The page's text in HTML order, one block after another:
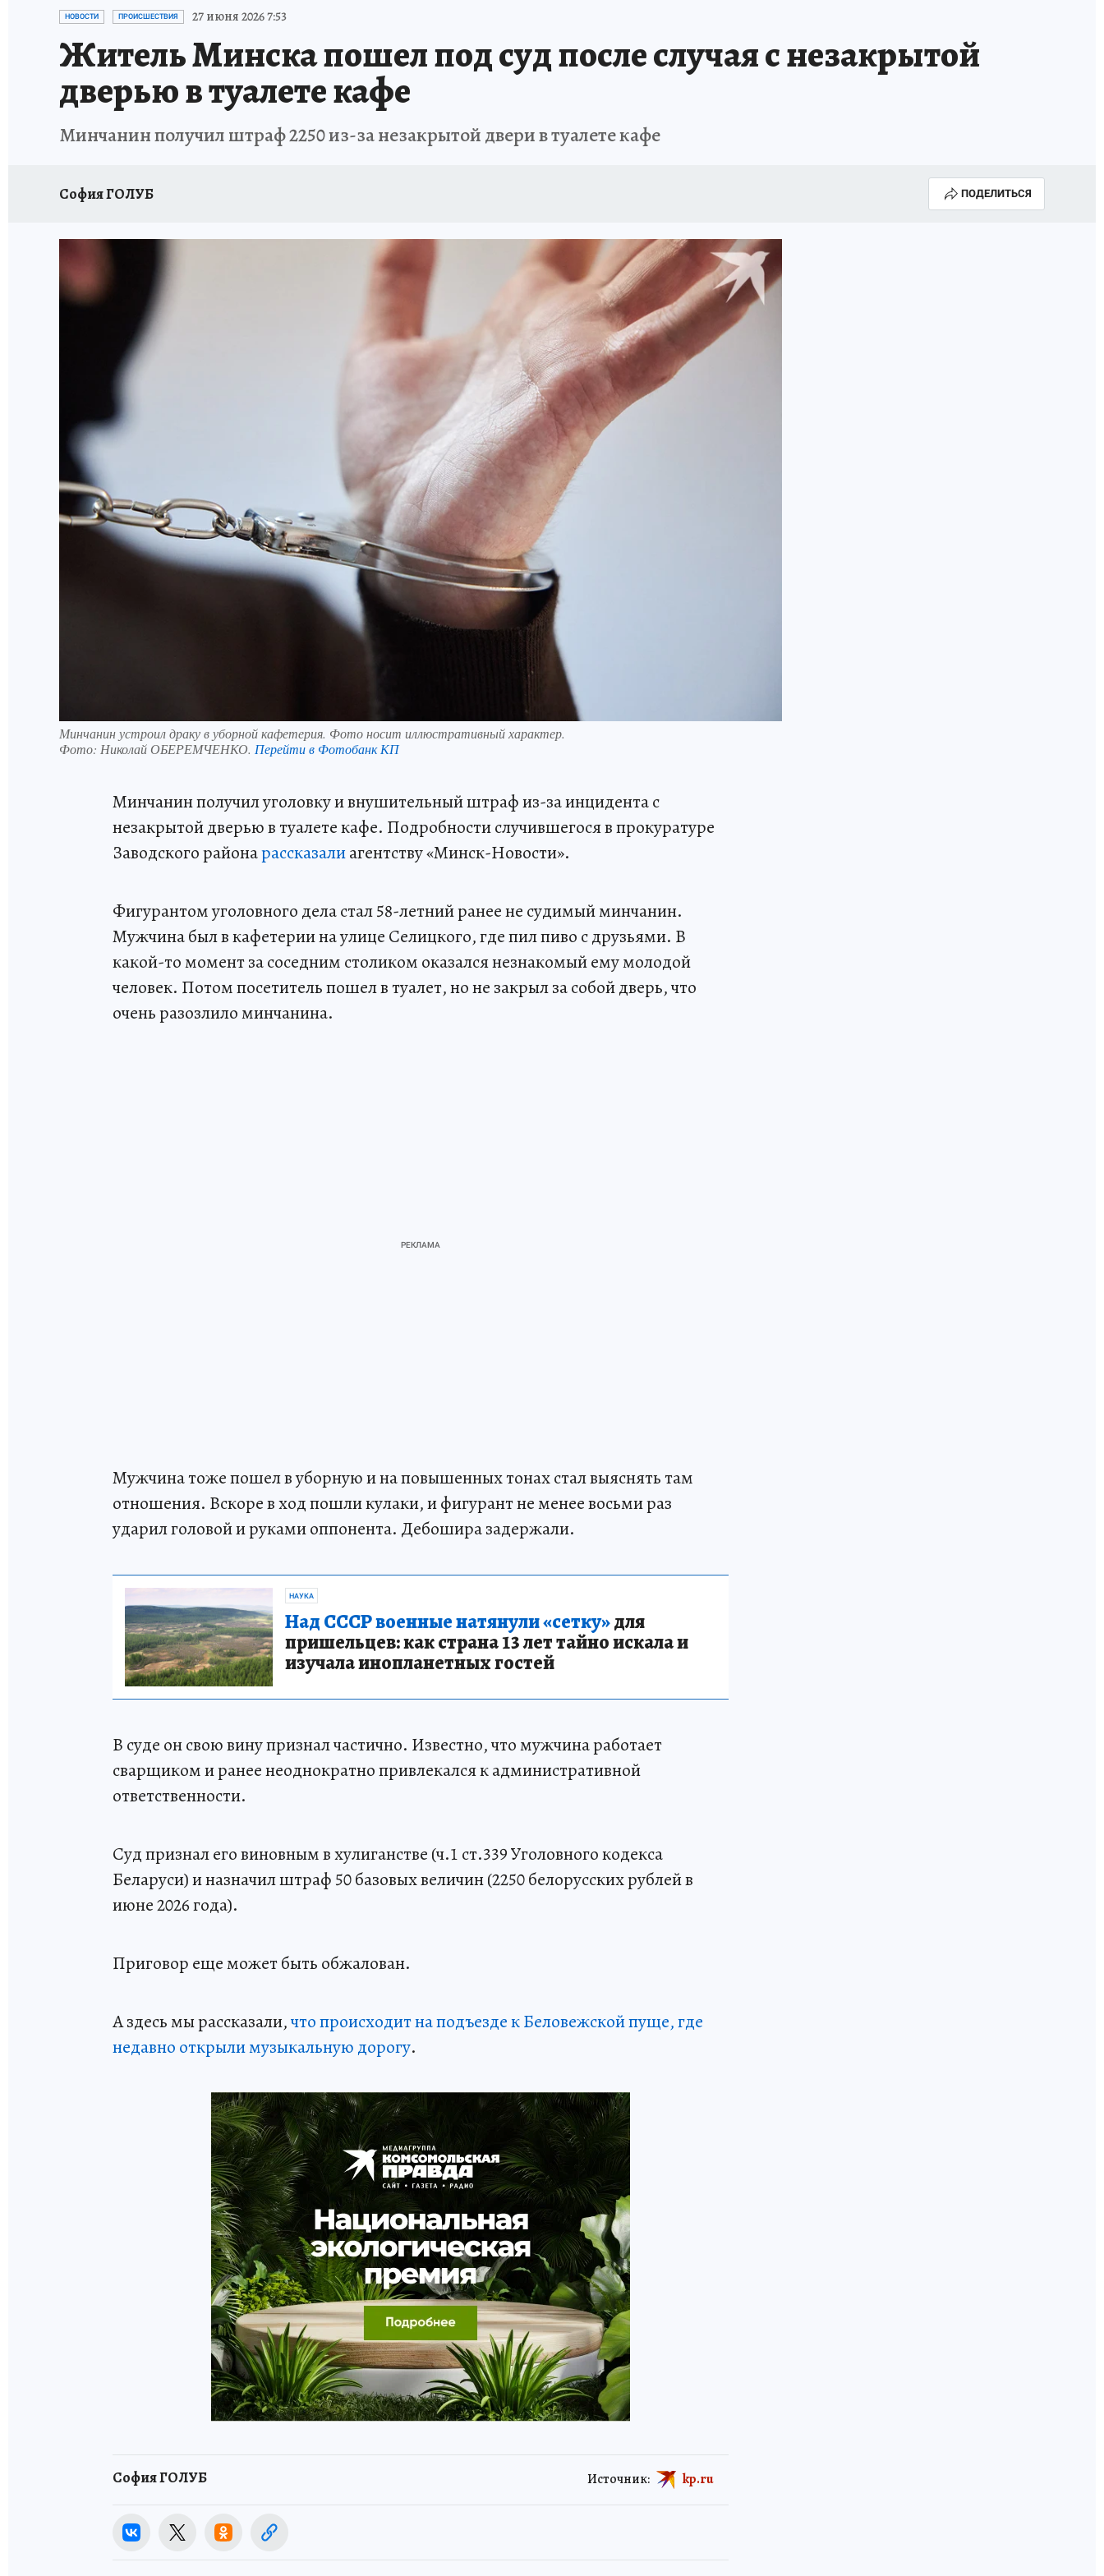
НОВОСТИ ПРОИСШЕСТВИЯ 27 июня 2026 7:53
Житель Минска пошел под суд после случая с незакрытой
дверью в туалете кафе
Минчанин получил штраф 2250 из-за незакрытой двери в туалете кафе
София ГОЛУБ ПОДЕЛИТЬСЯ
Минчанин устроил драку в уборной кафетерия. Фото носит иллюстративный характер.
Фото: Николай ОБЕРЕМЧЕНКО. Перейти в Фотобанк КП
Минчанин получил уголовку и внушительный штраф из-за инцидента с
незакрытой дверью в туалете кафе. Подробности случившегося в прокуратуре
Заводского районарассказалиагентству «Минск-Новости».
Фигурантом уголовного дела стал 58-летний ранее не судимый минчанин.
Мужчина был в кафетерии на улице Селицкого, где пил пиво с друзьями. В
какой-то момент за соседним столиком оказался незнакомый ему молодой
человек. Потом посетитель пошел в туалет, но не закрыл за собой дверь, что
очень разозлило минчанина.
Мужчина тоже пошел в уборную и на повышенных тонах стал выяснять там
отношения. Вскоре в ход пошли кулаки, и фигурант не менее восьми раз
ударил головой и руками оппонента. Дебошира задержали.
НАУКА
Над СССР военные натянули «сетку»для
пришельцев: как страна 13 лет тайно искала и
изучала инопланетных гостей
В суде он свою вину признал частично. Известно, что мужчина работает
сварщиком и ранее неоднократно привлекался к административной
ответственности.
Суд признал его виновным в хулиганстве (ч.1 ст.339 Уголовного кодекса
Беларуси) и назначил штраф 50 базовых величин (2250 белорусских рублей в
июне 2026 года).
Приговор еще может быть обжалован.
А здесь мы рассказали,что происходит на подъезде к Беловежской пуще, где
недавно открыли музыкальную дорогу.
София ГОЛУБ Источник: kp.ru